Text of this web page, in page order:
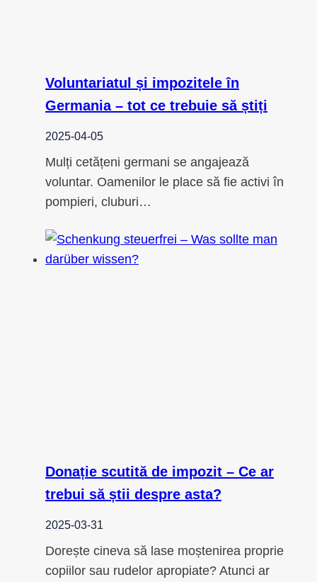
Voluntariatul și impozitele în
Germania – tot ce trebuie să știți
2025-04-05
Mulți cetățeni germani se angajează
voluntar. Oamenilor le place să fie activi în
pompieri, cluburi…
Donație scutită de impozit – Ce ar
trebui să știi despre asta?
2025-03-31
Dorește cineva să lase moștenirea proprie
copiilor sau rudelor apropiate? Atunci ar